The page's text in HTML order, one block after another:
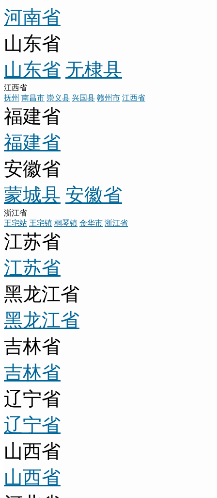
河南省
山东省
山东省 无棣县
江西省
抚州 南昌市 崇义县 兴国县 赣州市 江西省
福建省
福建省
安徽省
蒙城县 安徽省
浙江省
王宅站 王宅镇 桐琴镇 金华市 浙江省
江苏省
江苏省
黑龙江省
黑龙江省
吉林省
吉林省
辽宁省
辽宁省
山西省
山西省